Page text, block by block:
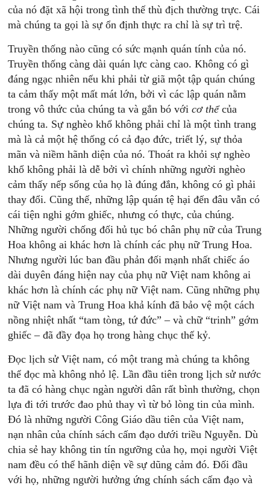
của nó đặt xã hội trong tình thế thù địch thường trực. Cái
mà chúng ta gọi là sự ổn định thực ra chỉ là sự trì trệ.
Truyền thống nào cũng có sức mạnh quán tính của nó.
Truyền thống càng dài quán lực càng cao. Không có gì
đáng ngạc nhiên nếu khi phải từ giã một tập quán chúng
ta cảm thấy một mất mát lớn, bởi vì các lập quán nằm
trong vô thức của chúng ta và gắn bó vớicơ thểcủa
chúng ta. Sự nghèo khổ không phải chỉ là một tình trang
mà là cả một hệ thống có cả đạo đức, triết lý, sự thỏa
mãn và niềm hãnh diện của nó. Thoát ra khỏi sự nghèo
khổ không phải là dễ bởi vì chính những người nghèo
cảm thấy nếp sống của họ là đúng đắn, không có gì phải
thay đổi. Cũng thế, những lập quán tệ hại đến đâu vẫn có
cái tiện nghi gớm ghiếc, nhưng có thực, của chúng.
Những người chống đối hủ tục bó chân phụ nữ của Trung
Hoa không ai khác hơn là chính các phụ nữ Trung Hoa.
Nhưng người lúc ban đầu phản đối mạnh nhất chiếc áo
dài duyên đáng hiện nay của phụ nữ Việt nam không ai
khác hơn là chính các phụ nữ Việt nam. Cũng những phụ
nữ Việt nam và Trung Hoa khả kính đã bảo vệ một cách
nồng nhiệt nhất “tam tòng, tứ đức” – và chữ “trinh” gớm
ghiếc – đã đầy đọa họ trong hàng chục thế kỷ.
Đọc lịch sử Việt nam, có một trang mà chúng ta không
thể đọc mà không nhỏ lệ. Lần đầu tiên trong lịch sử nước
ta đã có hàng chục ngàn người dân rất bình thường, chọn
lựa đi tới trước đao phủ thay vì từ bỏ lòng tin của mình.
Đó là những người Công Giáo dầu tiên của Việt nam,
nạn nhân của chính sách cấm đạo dưới triều Nguyễn. Dù
chia sẻ hay không tin tín ngưỡng của họ, mọi người Việt
nam đều có thể hãnh diện về sự dũng cảm đó. Đối đầu
với họ, những người hưởng ứng chính sách cấm đạo và